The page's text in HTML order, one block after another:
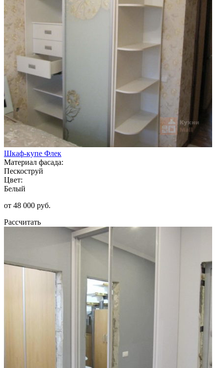
Шкаф-купе Флек
Материал фасада:
Пескоструй
Цвет:
Белый
от 48 000 руб.
Рассчитать